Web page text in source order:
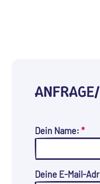
Dein Name: *
Deine E-Mail-